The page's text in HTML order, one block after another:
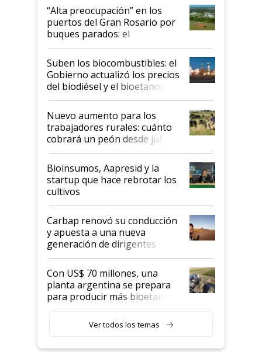
“Alta preocupación” en los
puertos del Gran Rosario por
buques parados: el
funcionamiento de las
exportadoras en tensión tras
la medida de fuerza de los
prácticos
Suben los biocombustibles: el
Gobierno actualizó los precios
del biodiésel y el bioetanol
Nuevo aumento para los
trabajadores rurales: cuánto
cobrará un peón desde julio
Bioinsumos, Aapresid y la
startup que hace rebrotar los
cultivos
Carbap renovó su conducción
y apuesta a una nueva
generación de dirigentes
rurales
Con US$ 70 millones, una
planta argentina se prepara
para producir más bioetanol
Ver todos los temas